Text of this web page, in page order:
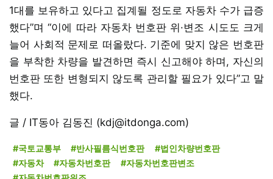
1대를 보유하고 있다고 집계될 정도로 자동차 수가 급증
했다”며 “이에 따라 자동차 번호판 위·변조 시도도 크게
늘어 사회적 문제로 떠올랐다. 기준에 맞지 않은 번호판
을 부착한 차량을 발견하면 즉시 신고해야 하며, 자신의
번호판 또한 변형되지 않도록 관리할 필요가 있다”고 말
했다.
글 / IT동아 김동진 (kdj@itdonga.com)
#국토교통부 #반사필름식번호판
#법인차량번호판
#자동차
#자동차번호판
#자동차번호판변조